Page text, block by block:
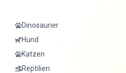
Dinosaurier
Hund
Katzen
Reptilien